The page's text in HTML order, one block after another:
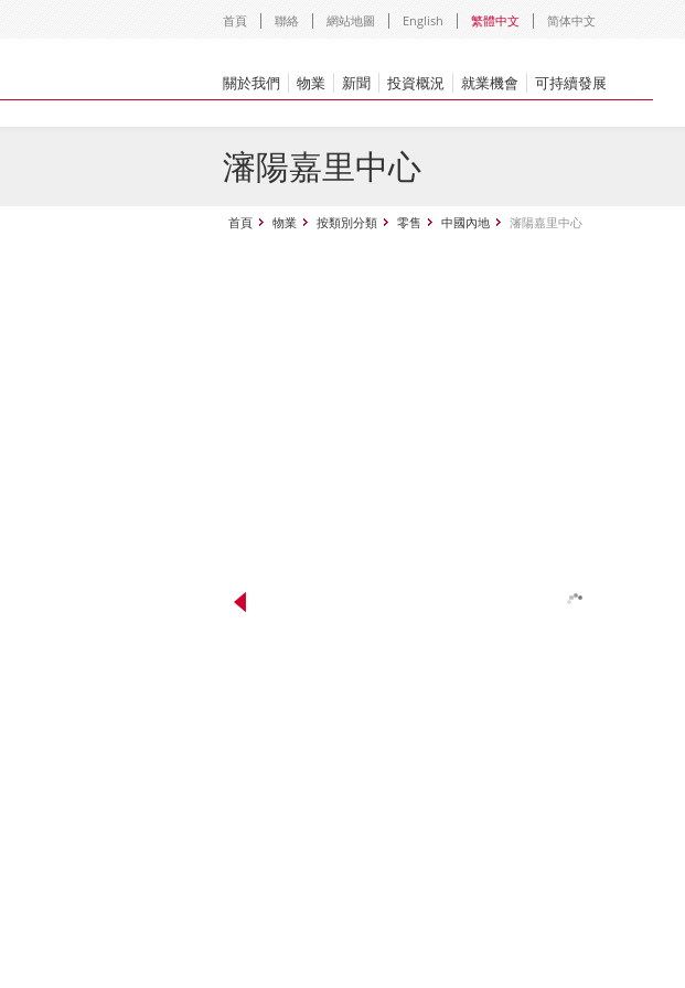
首頁 聯絡 網站地圖 English 繁體中文 简体中文
關於我們 物業 新聞 投資概況 就業機會 可持續發展
瀋陽嘉里中心
首頁 物業 按類別分類 零售 中國內地 瀋陽嘉里中心